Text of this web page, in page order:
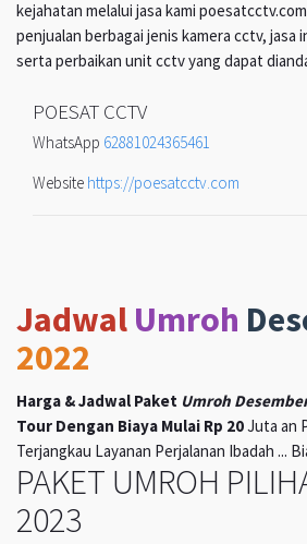
kejahatan melalui jasa kami
penjualan berbagai jenis kamera cctv, jasa
serta perbaikan unit cctv yang dapat
POESAT CCTV
WhatsApp 62881024365461
Website https://poesatcctv.com
Jadwal Umroh
2022
Harga & Jadwal Paket Umroh
Tour Dengan Biaya Mulai Rp 20Juta an
Terjangkau Layanan Perjalanan Ibadah ...
PAKET UMROH
2023